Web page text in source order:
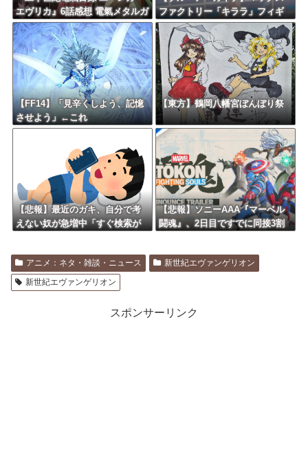
エヴリカ』6話感想 電氣メタルガ
ールズバンド爆誕
ファクトリー「キララ」フィギ
ュア【予約開始】
【FF14】「見辛くしよう、記憶
させよう」←これ
【東方】鶴岡八幡宮ぼんぼり祭
【悲報】最近のガキ、自分で考
えない奴が急増中「すぐ検索が
【悲報】ソニーAAA『マーベル
闘魂』、2日目ですでに同接3割
アニメ：ネタ・雑談・ニュース
新世紀エヴァンゲリオン
新世紀エヴァンゲリオン
スポンサーリンク